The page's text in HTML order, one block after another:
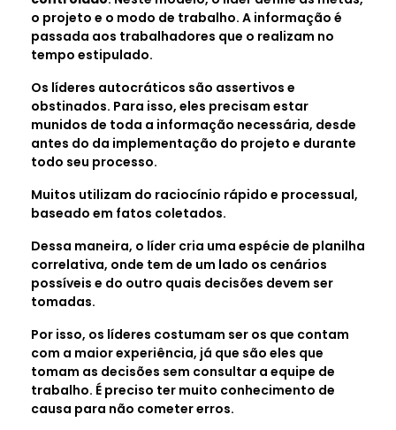
o projeto e o modo de trabalho. A informação é
passada aos trabalhadores que o realizam no
tempo estipulado.
Os líderes autocráticos são assertivos e
obstinados. Para isso, eles precisam estar
munidos de toda a informação necessária, desde
antes do da implementação do projeto e durante
todo seu processo.
Muitos utilizam do raciocínio rápido e processual,
baseado em fatos coletados.
Dessa maneira, o líder cria uma espécie de planilha
correlativa, onde tem de um lado os cenários
possíveis e do outro quais decisões devem ser
tomadas.
Por isso, os líderes costumam ser os que contam
com a maior experiência, já que são eles que
tomam as decisões sem consultar a equipe de
trabalho. É preciso ter muito conhecimento de
causa para não cometer erros.